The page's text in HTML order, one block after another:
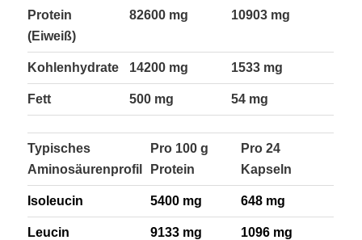
Protein
(Eiweiß)
82600 mg 10903 mg
Kohlenhydrate 14200 mg 1533 mg
Fett 500 mg 54 mg
Typisches
Aminosäurenprofil
Pro 100 g
Protein
Pro 24
Kapseln
Isoleucin 5400 mg 648 mg
Leucin 9133 mg 1096 mg